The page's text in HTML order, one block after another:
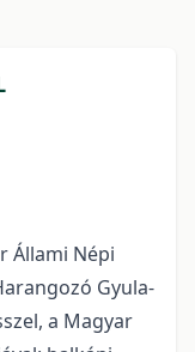
Állami Népi
Gyula-
a Magyar